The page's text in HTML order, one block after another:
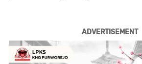
ADVERTISEMENT